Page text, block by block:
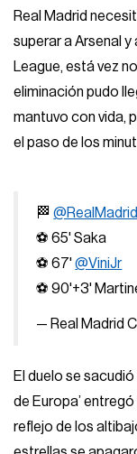
Real Madrid
superar a Arsenal y
League, está vez
eliminación pudo
mantuvo con vida,
el paso de los
🏁@RealMadrid
⚽ 65' Saka
⚽ 67'@ViniJr
⚽ 90'+3'
— Real Madrid
El duelo se sacudió
de Europa’
reflejo de los